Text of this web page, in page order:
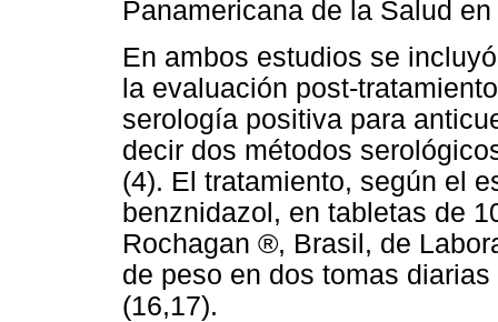
Panamericana de la Salud
En ambos estudios se
la evaluación post-
serología positiva para
decir dos métodos
(4). El tratamiento, según el
benznidazol, en tabletas de
Rochagan ®, Brasil, de
de peso en dos tomas
(16,17).